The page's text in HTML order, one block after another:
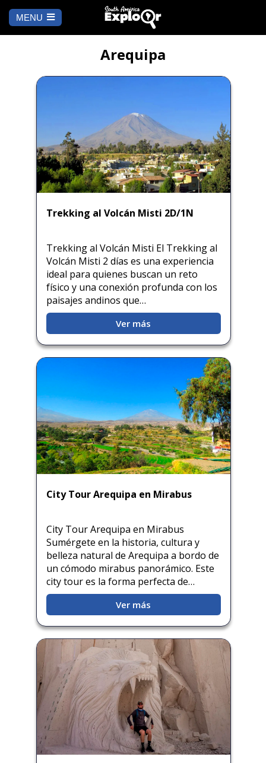
MENU
INICIO
A DÓNDE IR
Lima
Manu
Puno
QUÉ HACER
Arequipa
Camino Inca
Iquitos
Quillabamba
Salkantay
SALAR DE
UYUNI
BLOG
CONTÁCTANOS
a
Arequipa
Trekking al Volcán Misti 2D/1N
Trekking al Volcán Misti El Trekking al
Volcán Misti 2 días es una experiencia
ideal para quienes buscan un reto
físico y una conexión profunda con los
paisajes andinos que…
Ver más
City Tour Arequipa en Mirabus
City Tour Arequipa en Mirabus
Sumérgete en la historia, cultura y
belleza natural de Arequipa a bordo de
un cómodo mirabus panorámico. Este
city tour es la forma perfecta de…
Ver más